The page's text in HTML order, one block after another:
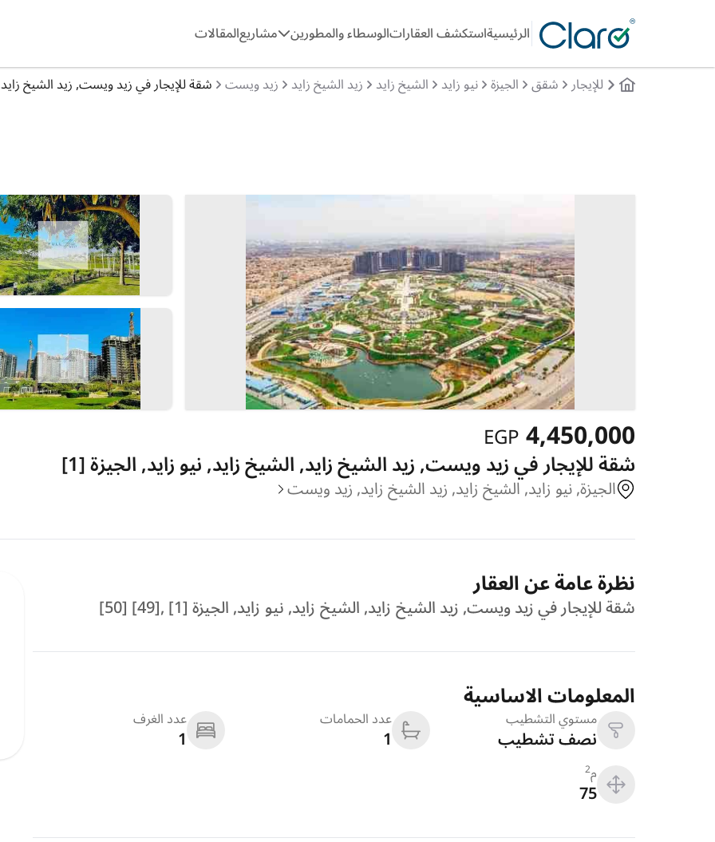
الرئيسيةاستكشف العقاراتالوسطاء والمطورين مشاريعالمقالات
للإيجار شقق الجيزة نيو زايد الشيخ زايد زيد الشيخ زايد زيد ويست شقة للإيجار في زيد ويست, زيد الشيخ زايد,
4,450,000
EGP
شقة للإيجار في زيد ويست, زيد الشيخ زايد, الشيخ زايد, نيو زايد, الجيزة [1]
الجيزة, نيو زايد, الشيخ زايد, زيد الشيخ زايد, زيد ويست
نظرة عامة عن العقار
شقة للإيجار في زيد ويست, زيد الشيخ زايد, الشيخ زايد, نيو زايد, الجيزة [1] ,[49] [50]
المعلومات الاساسية
مستوي التشطيب
نصف تشطيب
عدد الحمامات
1
عدد الغرف
1
م2
75